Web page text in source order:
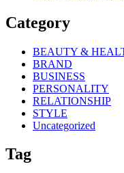
Category
BEAUTY &
BRAND
BUSINESS
PERSONALITY
RELATIONSHIP
STYLE
Uncategorized
Tag